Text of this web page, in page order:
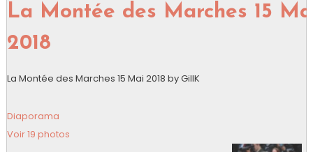
La Montée des Marches 15
2018
La Montée des Marches 15 Mai 2018 by GillK
Diaporama
Voir 19 photos